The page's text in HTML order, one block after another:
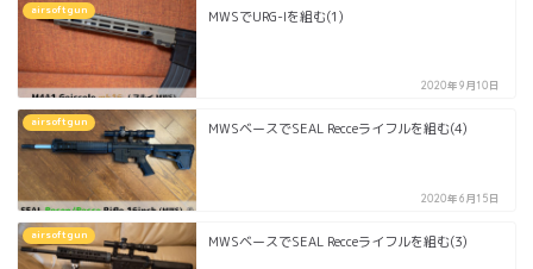
airsoftgun MWSでURG-Iを組む(1)
2020年9月10日
airsoftgun MWSベースでSEAL Recceライフルを組む(4)
2020年6月15日
airsoftgun MWSベースでSEAL Recceライフルを組む(3)